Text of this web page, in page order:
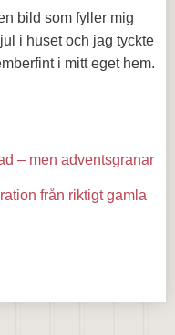
bild som fyller mig
i huset och jag tyckte
i mitt eget hem.
– men adventsgranar
från riktigt gamla